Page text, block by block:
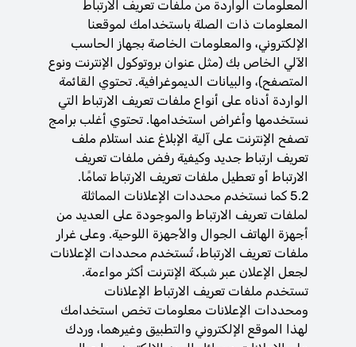
المعلومات الواردة من ملفات تعريف الارتباط
المعلومات ذات الصلة باستخدامك لموقعنا
الإلكتروني، والمعلومات الخاصة بجهاز الحاسب
الآلي الخاص بك (مثل عنوان بروتوكول الإنترنت ونوع
المتصفح)، والبيانات الديموغرافية. تحتوي القائمة
الواردة أدناه على أنواع ملفات تعريف الارتباط التي
نستخدمها وأغراض استخدامها. تحتوي أغلب برامج
تصفح الإنترنت على آلية الإبلاغ عند استلام ملف
تعريف ارتباط جديد وكيفية رفض ملفات تعريف
الارتباط أو تعطيل ملفات تعريف الارتباط تمامًا.
5.2 كما نستخدم محددات الإعلانات المماثلة
لملفات تعريف الارتباط والموجودة على العديد من
أجهزة الهاتف الجوال والأجهزة اللوحية. وعلى غرار
ملفات تعريف الارتباط، تُستخدم محددات الإعلانات
لجعل الإعلان عبر شبكة الإنترنت أكثر مواءمة.
تستخدم ملفات تعريف الارتباط الإعلانات
ومحددات الإعلانات معلومات تخص استخدامك
لهذا الموقع الإلكتروني والتطبيق وغيرهما، وردك